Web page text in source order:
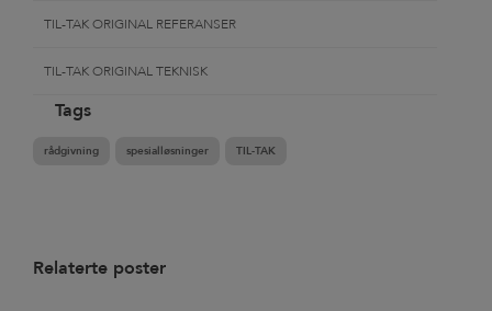
TIL-TAK ORIGINAL REFERANSER
TIL-TAK ORIGINAL TEKNISK
Tags
rådgivning spesialløsninger TIL-TAK
Relaterte poster